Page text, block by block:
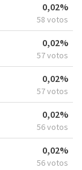
0,02%
58 votos
0,02%
57 votos
0,02%
57 votos
0,02%
56 votos
0,02%
56 votos